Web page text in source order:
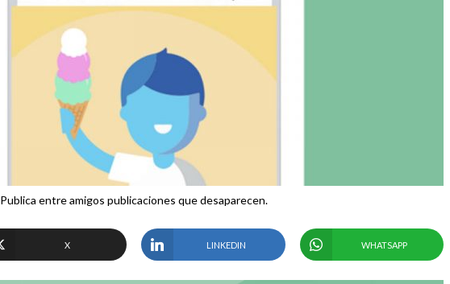
Publica entre amigos publicaciones que desaparecen.
X LINKEDIN WHATSAPP